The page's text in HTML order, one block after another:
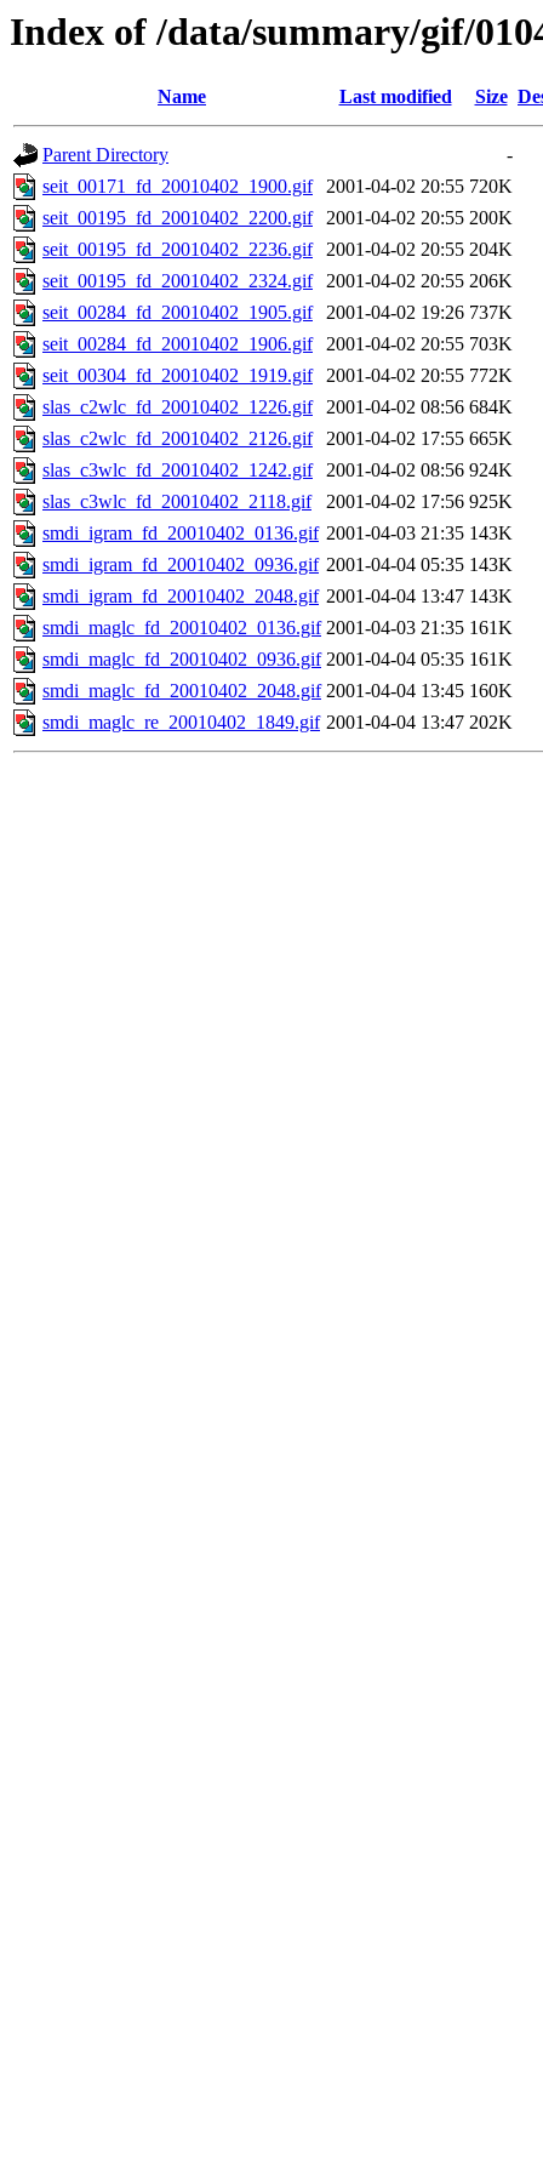
Index of /data/summary/gif/
Name Last modified Size
Parent Directory
-
seit_00171_fd_20010402_1900.gif
2001-04-02 20:55 720K
seit_00195_fd_20010402_2200.gif
2001-04-02 20:55 200K
seit_00195_fd_20010402_2236.gif
2001-04-02 20:55 204K
seit_00195_fd_20010402_2324.gif
2001-04-02 20:55 206K
seit_00284_fd_20010402_1905.gif
2001-04-02 19:26 737K
seit_00284_fd_20010402_1906.gif
2001-04-02 20:55 703K
seit_00304_fd_20010402_1919.gif
2001-04-02 20:55 772K
slas_c2wlc_fd_20010402_1226.gif
2001-04-02 08:56 684K
slas_c2wlc_fd_20010402_2126.gif
2001-04-02 17:55 665K
slas_c3wlc_fd_20010402_1242.gif
2001-04-02 08:56 924K
slas_c3wlc_fd_20010402_2118.gif
2001-04-02 17:56 925K
smdi_igram_fd_20010402_0136.gif 2001-04-03 21:35 143K
smdi_igram_fd_20010402_0936.gif 2001-04-04 05:35 143K
smdi_igram_fd_20010402_2048.gif 2001-04-04 13:47 143K
smdi_maglc_fd_20010402_0136.gif 2001-04-03 21:35 161K
smdi_maglc_fd_20010402_0936.gif 2001-04-04 05:35 161K
smdi_maglc_fd_20010402_2048.gif 2001-04-04 13:45 160K
smdi_maglc_re_20010402_1849.gif 2001-04-04 13:47 202K